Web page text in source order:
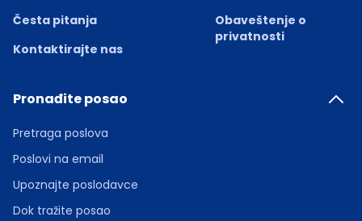
Česta pitanja
Kontaktirajte nas
Obaveštenje o
privatnosti
Pronađite posao
Pretraga poslova
Poslovi na email
Upoznajte poslodavce
Dok tražite posao